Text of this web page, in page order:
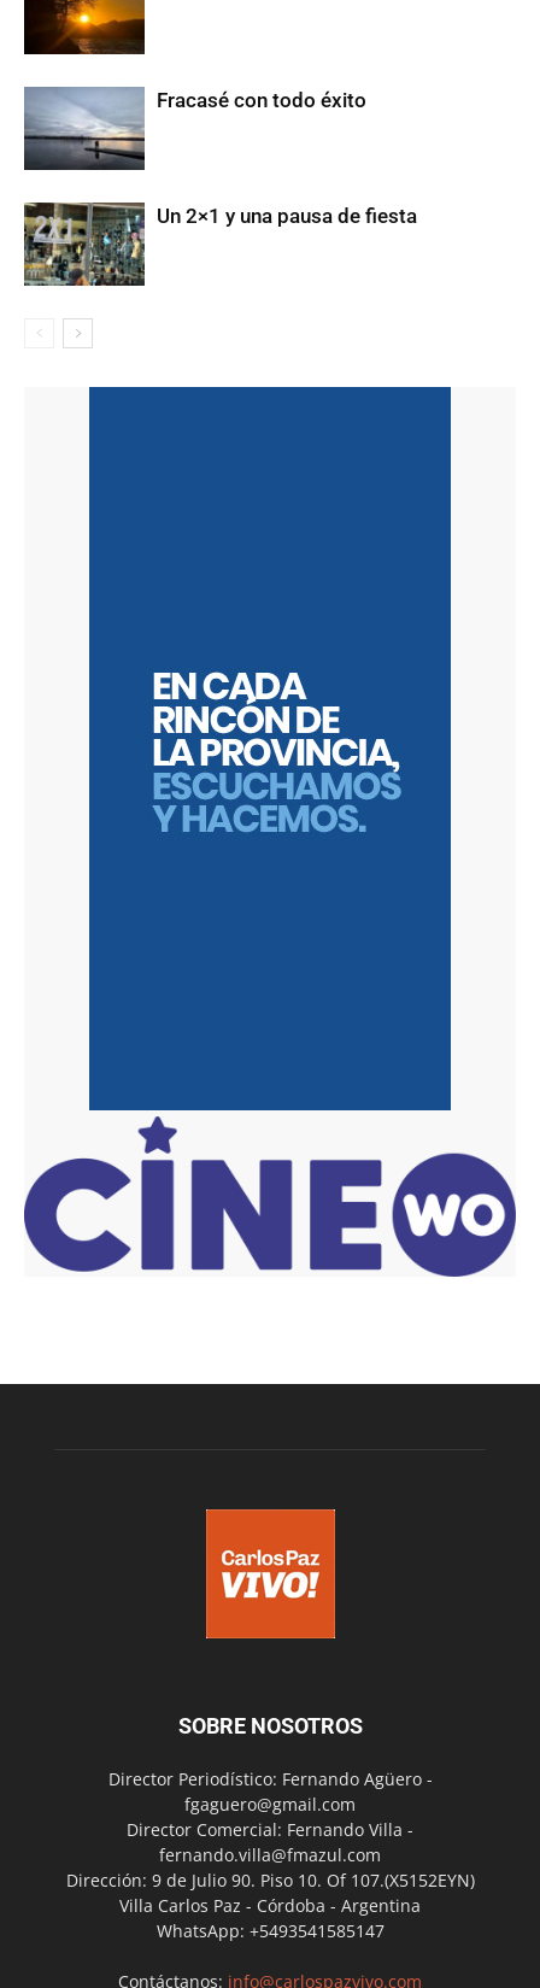
Fracasé con todo éxito
Un 2×1 y una pausa de fiesta
SOBRE NOSOTROS
Director Periodístico: Fernando Agüero -
fgaguero@gmail.com
Director Comercial: Fernando Villa -
fernando.villa@fmazul.com
Dirección: 9 de Julio 90. Piso 10. Of 107.(X5152EYN)
Villa Carlos Paz - Córdoba - Argentina
WhatsApp: +5493541585147
Contáctanos: info@carlospazvivo.com